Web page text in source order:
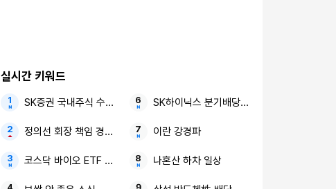
실시간 키워드
SK증권 국내주식 수수료 평생 우대 비대면 고객
정의선 회장 책임 경영 강화
코스닥 바이오 ETF 수급 개선
SK하이닉스 분기배당 주주환원
이란 강경파
나혼산 하차 일상